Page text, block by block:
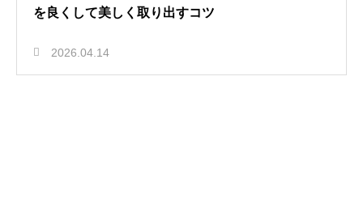
を良くして美しく取り出すコツ
2026.04.14